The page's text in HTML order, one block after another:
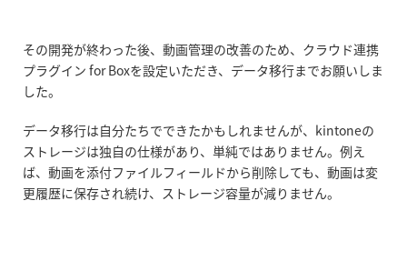
その開発が終わった後、動画管理の改善のため、クラウド連携
プラグイン for Boxを設定いただき、データ移行までお願いしま
した。
データ移行は自分たちでできたかもしれませんが、kintoneの
ストレージは独自の仕様があり、単純ではありません。例え
ば、動画を添付ファイルフィールドから削除しても、動画は変
更履歴に保存され続け、ストレージ容量が減りません。